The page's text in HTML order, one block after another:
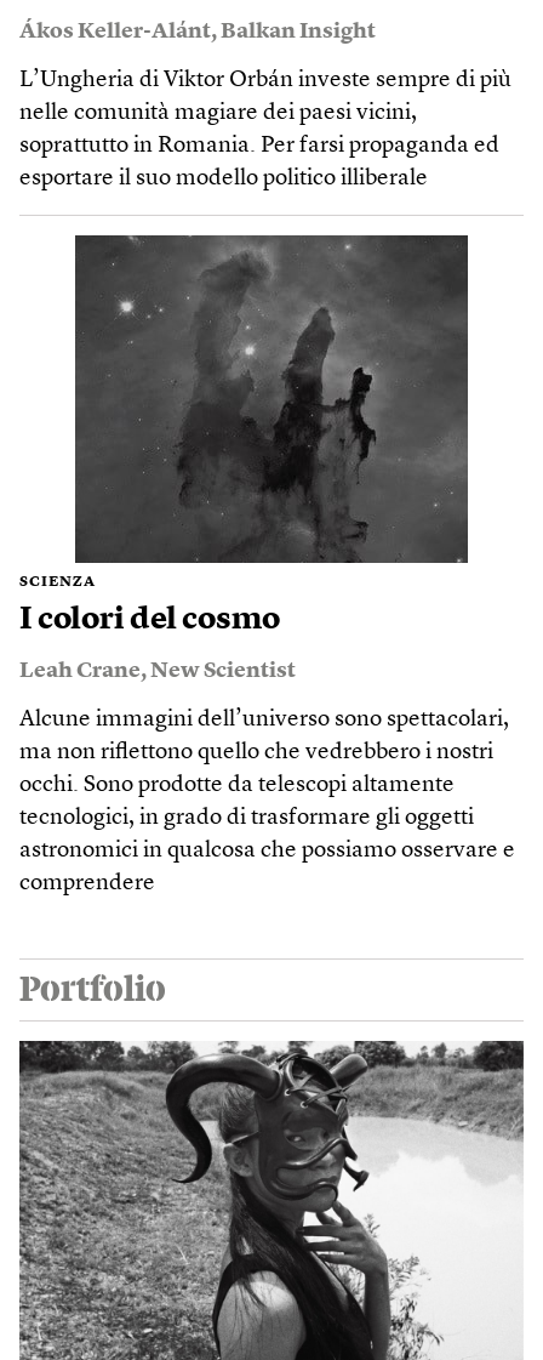
Ákos Keller-Alánt,Balkan Insight
L’Ungheria di Viktor Orbán investe sempre di più
nelle comunità magiare dei paesi vicini,
soprattutto in Romania. Per farsi propaganda ed
esportare il suo modello politico illiberale
SCIENZA
I colori del cosmo
Leah Crane,New Scientist
Alcune immagini dell’universo sono spettacolari,
ma non riflettono quello che vedrebbero i nostri
occhi. Sono prodotte da telescopi altamente
tecnologici, in grado di trasformare gli oggetti
astronomici in qualcosa che possiamo osservare e
comprendere
Portfolio